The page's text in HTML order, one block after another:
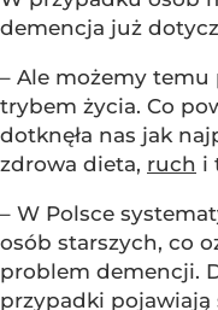
demencja już
– Ale możemy temu
trybem życia. Co
dotknęła nas jak
zdrowa dieta, ruch i
– W Polsce
osób starszych, co
problem demencji.
przypadki pojawiają